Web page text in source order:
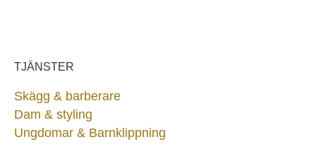
TJÄNSTER
Skägg & barberare
Dam & styling
Ungdomar & Barnklippning